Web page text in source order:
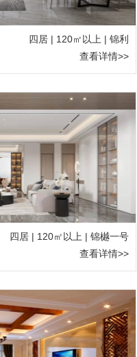
四居 | 120㎡以上 | 锦利
查看详情>>
四居 | 120㎡以上 | 锦樾一号
查看详情>>